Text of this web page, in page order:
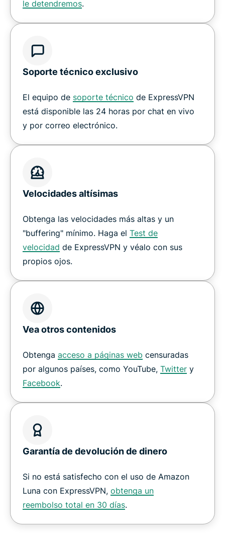
le detendremos.
Soporte técnico exclusivo
El equipo de soporte técnico de ExpressVPN
está disponible las 24 horas por chat en vivo
y por correo electrónico.
Velocidades altísimas
Obtenga las velocidades más altas y un
"buffering" mínimo. Haga el Test de
velocidad de ExpressVPN y véalo con sus
propios ojos.
Vea otros contenidos
Obtenga acceso a páginas web censuradas
por algunos países, como YouTube, Twitter y
Facebook.
Garantía de devolución de dinero
Si no está satisfecho con el uso de Amazon
Luna con ExpressVPN, obtenga un
reembolso total en 30 días.